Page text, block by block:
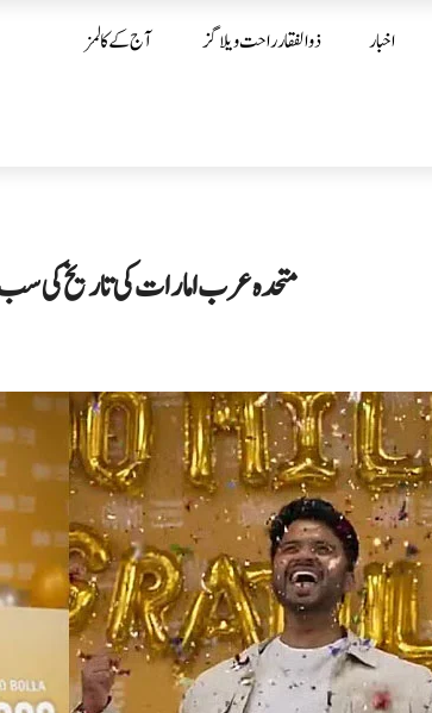
آج کے کالمز ذوالفقار راحت ویلاگز اخبار
متحدہ عرب امارات کی تاریخ کی سب